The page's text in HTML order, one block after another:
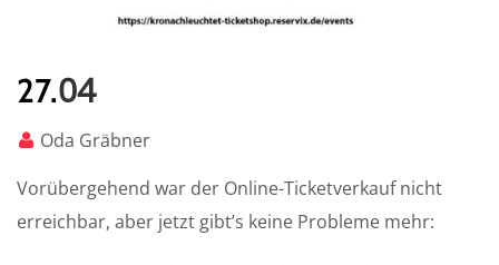
27.04
Oda Gräbner
Vorübergehend war der Online-Ticketverkauf nicht
erreichbar, aber jetzt gibt’s keine Probleme mehr: